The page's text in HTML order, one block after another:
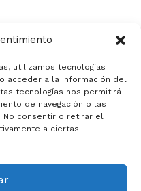
utilizamos tecnologías
acceder a la información del
tecnologías nos permitirá
de navegación o las
No consentir o retirar el
a ciertas